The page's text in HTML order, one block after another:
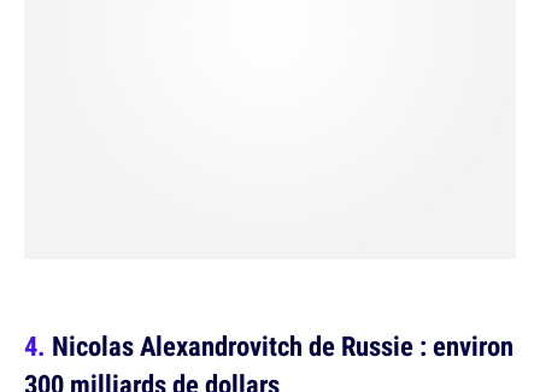
Nicolas Alexandrovitch de Russie : environ
300 milliards de dollars